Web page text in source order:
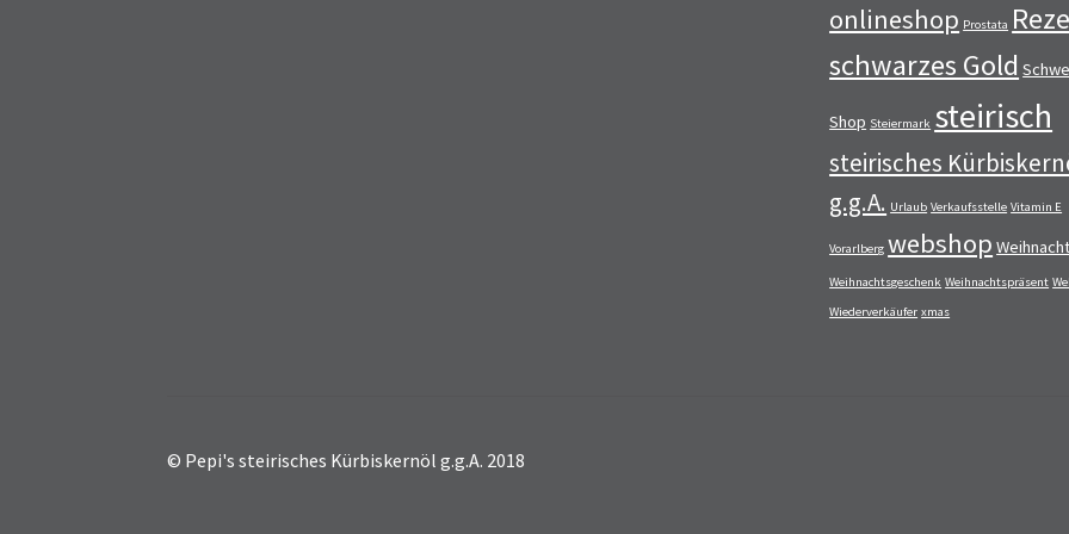
onlineshop Prostata
schwarzes Gold
Shop Steiermark steirisch
steirisches
g.g.A. Urlaub Verkaufsstelle Vitamin E
Vorarlberg webshop
Weihnachtsgeschenk Weihnachtspräsent
Wiederverkäufer xmas
© Pepi's steirisches Kürbiskernöl g.g.A. 2018